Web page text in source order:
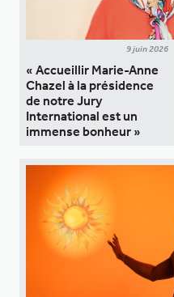
9 juin 2026
« Accueillir Marie-Anne
Chazel à la présidence
de notre Jury
International est un
immense bonheur »